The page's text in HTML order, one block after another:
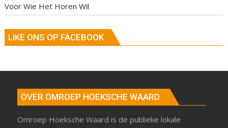
Voor Wie Het Horen Wil
LIKE ONS OP FACEBOOK
OVER OMROEP HOEKSCHE WAARD
Omroep Hoeksche Waard is de publieke lokale